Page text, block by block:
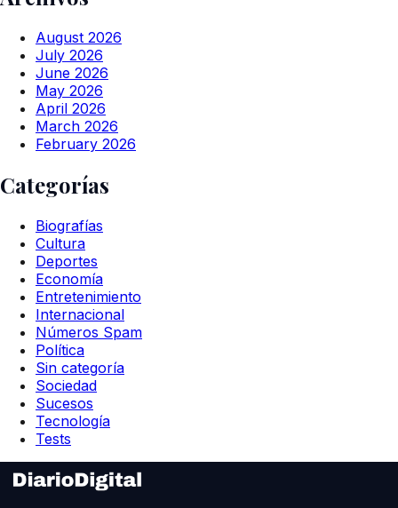
August 2026
July 2026
June 2026
May 2026
April 2026
March 2026
February 2026
Categorías
Biografías
Cultura
Deportes
Economía
Entretenimiento
Internacional
Números Spam
Política
Sin categoría
Sociedad
Sucesos
Tecnología
Tests